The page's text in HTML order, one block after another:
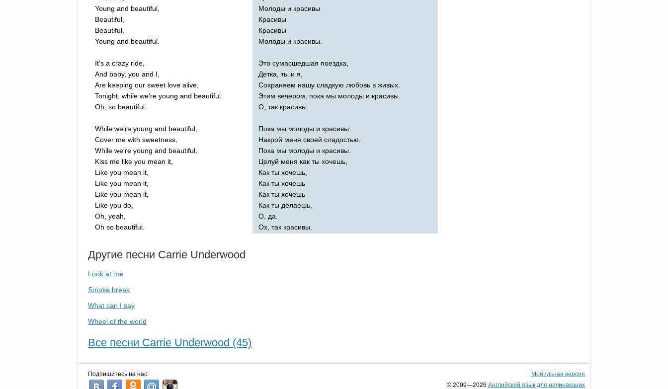
Young and beautiful
Beautiful
Beautiful
Young and beautiful
It's a crazy ride
And baby, you and I
Are keeping our sweet love alive
Tonight while we're young and beautiful
Oh so beautiful
While we're young and beautiful
Cover me with sweetness
While we're young and beautiful
Kiss me like you mean it
Like you mean it
Like you mean it
Like you mean it
Like you do
Oh yeah
Oh so beautiful
Молоды и красивы
Красивы
Красивы
Молоды и красивы.
Это сумасшедшая поездка,
Детка, ты и я,
Сохраняем нашу сладкую любовь в живых.
Этим вечером, пока мы молоды и красивы.
О, так красивы.
Пока мы молоды и красивы.
Накрой меня своей сладостью.
Пока мы молоды и красивы.
Целуй меня как ты хочешь,
Как ты хочешь,
Как ты хочешь
Как ты хочешь
Как ты делаешь,
О, да.
Ох, так красивы.
Другие песни Carrie Underwood
Look at me
Smoke break
What can I say
Wheel of the world
Все песни Carrie Underwood (45)
Подпишитесь на нас:
Мобильная версия
© 2009—2026 Английский язык для начинающих